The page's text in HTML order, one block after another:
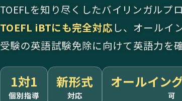
TOEFLを知り尽くしたバイリンガルプ
TOEFL iBTにも完全対応 し、オールイ
受験の英語試験免除に向けて英語力を
1対1
個別指導
新形式
対応
オールイン
可